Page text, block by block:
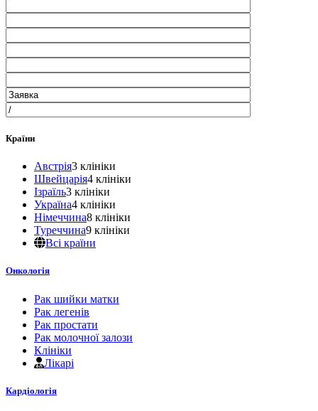
Країни
Австрія3 клініки
Швейцарія4 клініки
Ізраїль3 клініки
Україна4 клініки
Німеччина8 клініки
Туреччина9 клініки
Всі країни
Онкологія
Рак шийки матки
Рак легенів
Рак простати
Рак молочної залози
Клініки
Лікарі
Кардіологія